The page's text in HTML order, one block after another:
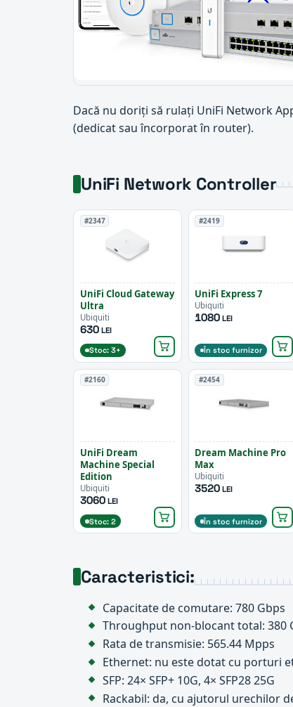
Dacă nu doriți să rulați UniFi Network
(dedicat sau încorporat în router).
UniFi Network Controller
#2347
UniFi Cloud Gateway
Ultra
Ubiquiti
630LEI
Stoc: 3+
#2419
UniFi Express 7
Ubiquiti
1080 LEI
În stoc furnizor
#2160
UniFi Dream
Machine Special
Edition
Ubiquiti
3060LEI
Stoc: 2
#2454
Dream Machine Pro
Max
Ubiquiti
3520 LEI
În stoc furnizor
Caracteristici:
Capacitate de comutare: 780 Gbps
Throughput non-blocant total: 380
Rata de transmisie: 565.44 Mpps
Ethernet: nu este dotat cu porturi
SFP: 24× SFP+ 10G, 4× SFP28 25G
Rackabil: da, cu ajutorul urechilor